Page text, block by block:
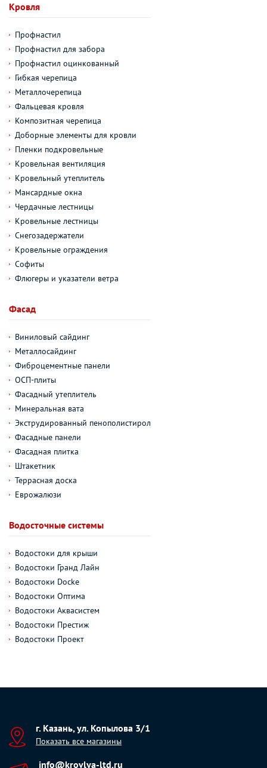
Кровля
Профнастил
Профнастил для забора
Профнастил оцинкованный
Гибкая черепица
Металлочерепица
Фальцевая кровля
Композитная черепица
Доборные элементы для кровли
Пленки подкровельные
Кровельная вентиляция
Кровельный утеплитель
Мансардные окна
Чердачные лестницы
Кровельные лестницы
Снегозадержатели
Кровельные ограждения
Софиты
Флюгеры и указатели ветра
Фасад
Виниловый сайдинг
Металлосайдинг
Фиброцементные панели
ОСП-плиты
Фасадный утеплитель
Минеральная вата
Экструдированный пенополистирол
Фасадные панели
Фасадная плитка
Штакетник
Террасная доска
Еврожалюзи
Водосточные системы
Водостоки для крыши
Водостоки Гранд Лайн
Водостоки Docke
Водостоки Оптима
Водостоки Аквасистем
Водостоки Престиж
Водостоки Проект
г. Казань, ул. Копылова 3/1
Показать все магазины
info@krovlya-ltd.ru